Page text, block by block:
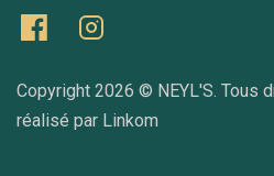
Copyright 2026 © NEYL'S. Tous
réalisé par Linkom